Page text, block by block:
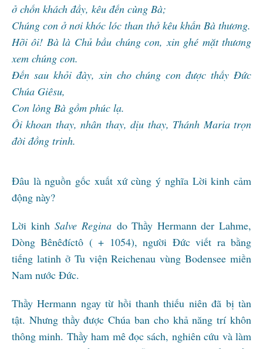
ở chốn khách đầy, kêu đến cùng Bà;
Chúng con ở nơi khóc lóc than thở kêu khấn Bà thương.
Hỡi ôi! Bà là Chủ bầu chúng con, xin ghé mặt thương
xem chúng con.
Đến sau khỏi đày, xin cho chúng con được thấy Đức
Chúa Giêsu,
Con lòng Bà gồm phúc lạ.
Ôi khoan thay, nhân thay, dịu thay, Thánh Maria trọn
đời đồng trinh.
Đâu là nguồn gốc xuất xứ cùng ý nghĩa Lời kinh cảm
động này?
Lời kinhSalve Reginado Thầy Hermann der Lahme,
Dòng Bênêđíctô ( + 1054), người Đức viết ra bằng
tiếng latinh ở Tu viện Reichenau vùng Bodensee miền
Nam nước Đức.
Thầy Hermann ngay từ hồi thanh thiếu niên đã bị tàn
tật. Nhưng thầy được Chúa ban cho khả năng trí khôn
thông minh. Thầy ham mê đọc sách, nghiên cứu và làm